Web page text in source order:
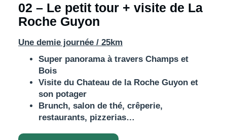
02 – Le petit tour + visite de La
Roche Guyon
Une demie journée / 25km
Super panorama à travers Champs et
Bois
Visite du Chateau de la Roche Guyon et
son potager
Brunch, salon de thé, crêperie,
restaurants, pizzerias…